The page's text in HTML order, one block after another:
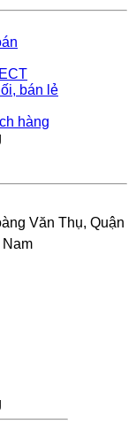
bán lẻ
hàng
Văn Thụ, Quận
Nam